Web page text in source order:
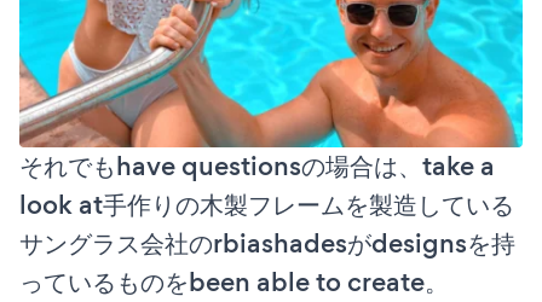
それでもhave questionsの場合は、take a
look at手作りの木製フレームを製造している
サングラス会社のrbiashadesがdesignsを持
っているものをbeen able to create。